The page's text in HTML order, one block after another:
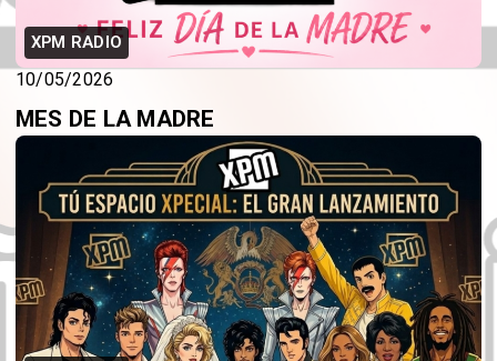
XPM RADIO
10/05/2026
MES DE LA MADRE